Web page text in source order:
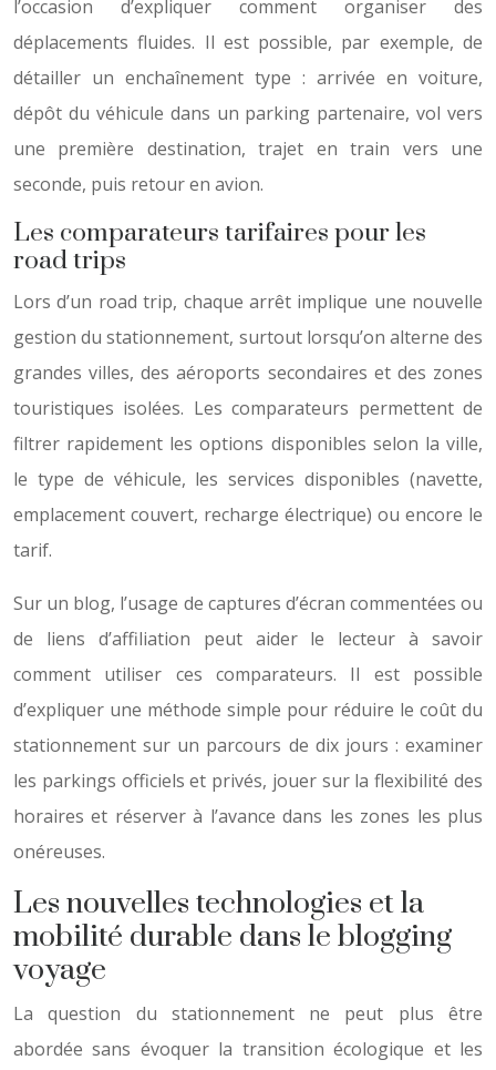
l’occasion d’expliquer comment organiser des
déplacements fluides. Il est possible, par exemple, de
détailler un enchaînement type : arrivée en voiture,
dépôt du véhicule dans un parking partenaire, vol vers
une première destination, trajet en train vers une
seconde, puis retour en avion.
Les comparateurs tarifaires pour les
road trips
Lors d’un road trip, chaque arrêt implique une nouvelle
gestion du stationnement, surtout lorsqu’on alterne des
grandes villes, des aéroports secondaires et des zones
touristiques isolées. Les comparateurs permettent de
filtrer rapidement les options disponibles selon la ville,
le type de véhicule, les services disponibles (navette,
emplacement couvert, recharge électrique) ou encore le
tarif.
Sur un blog, l’usage de captures d’écran commentées ou
de liens d’affiliation peut aider le lecteur à savoir
comment utiliser ces comparateurs. Il est possible
d’expliquer une méthode simple pour réduire le coût du
stationnement sur un parcours de dix jours : examiner
les parkings officiels et privés, jouer sur la flexibilité des
horaires et réserver à l’avance dans les zones les plus
onéreuses.
Les nouvelles technologies et la
mobilité durable dans le blogging
voyage
La question du stationnement ne peut plus être
abordée sans évoquer la transition écologique et les